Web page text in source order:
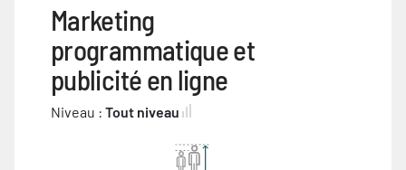
Marketing
programmatique et
publicité en ligne
Niveau : Tout niveau